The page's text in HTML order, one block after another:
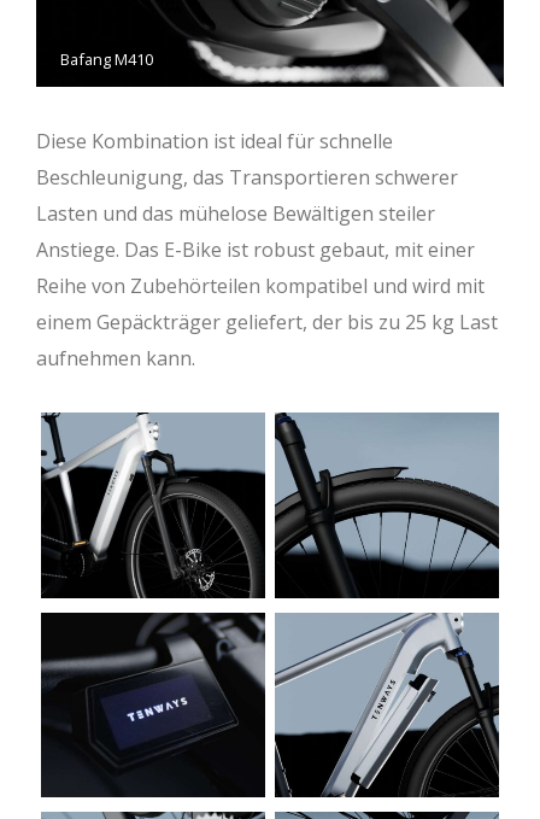
Bafang M410
Diese Kombination ist ideal für schnelle
Beschleunigung, das Transportieren schwerer
Lasten und das mühelose Bewältigen steiler
Anstiege. Das E-Bike ist robust gebaut, mit einer
Reihe von Zubehörteilen kompatibel und wird mit
einem Gepäckträger geliefert, der bis zu 25 kg Last
aufnehmen kann.